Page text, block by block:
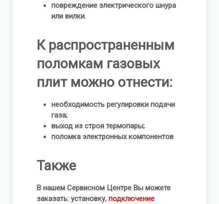
повреждение электрического шнура
или вилки.
К распространенным
поломкам газовых
плит можно отнести:
необходимость регулировки подачи
газа;
выход из строя термопары;
поломка электронных компонентов
Также
В нашем Сервисном Центре Вы можете
заказать: установку, подключение